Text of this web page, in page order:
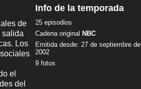
de
salida
Los
el
del
Info de la temporada
25 episodios
Cadena original NBC
Emitida desde: 27 de septiembre de
2002
9 fotos